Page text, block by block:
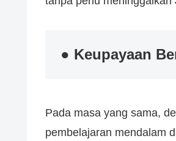
● Keupayaan
Pada masa yang sama,
pembelajaran mendalam